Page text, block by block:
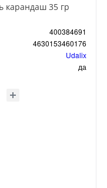
карандаш 35 гр
400384691
4630153460176
Udalix
да